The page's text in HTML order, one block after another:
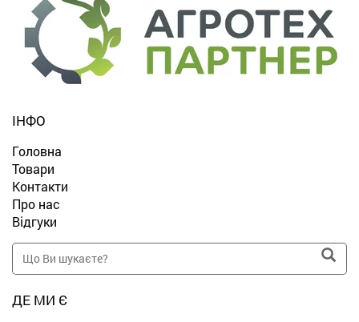
ІНФО
Головна
Товари
Контакти
Про нас
Відгуки
ДЕ МИ Є